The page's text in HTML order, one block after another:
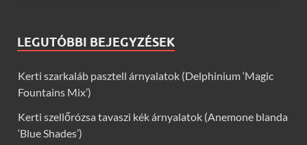
LEGUTÓBBI BEJEGYZÉSEK
Kerti szarkaláb pasztell árnyalatok (Delphinium ‘Magic
Fountains Mix’)
Kerti szellőrózsa tavaszi kék árnyalatok (Anemone blanda
‘Blue Shades’)